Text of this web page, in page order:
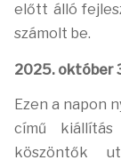
előtt álló
számolt be.
2025. október
Ezen a napon
című
köszöntők